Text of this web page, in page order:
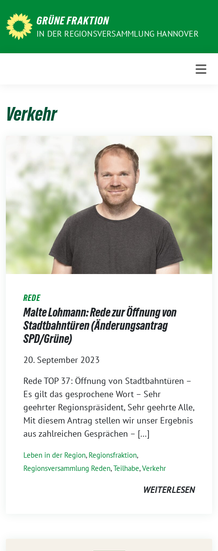
zum
Inhalt
GRÜNE FRAKTION
IN DER REGIONSVERSAMMLUNG HANNOVER
Verkehr
REDE
Malte Lohmann: Rede zur Öffnung von
Stadtbahntüren (Änderungsantrag
SPD/Grüne)
20. September 2023
Rede TOP 37: Öffnung von Stadtbahntüren –
Es gilt das gesprochene Wort – Sehr
geehrter Regionspräsident, Sehr geehrte Alle,
Mit diesem Antrag stellen wir unser Ergebnis
aus zahlreichen Gesprächen – […]
Leben in der Region, Regionsfraktion,
Regionsversammlung Reden,Teilhabe,Verkehr
WEITERLESEN